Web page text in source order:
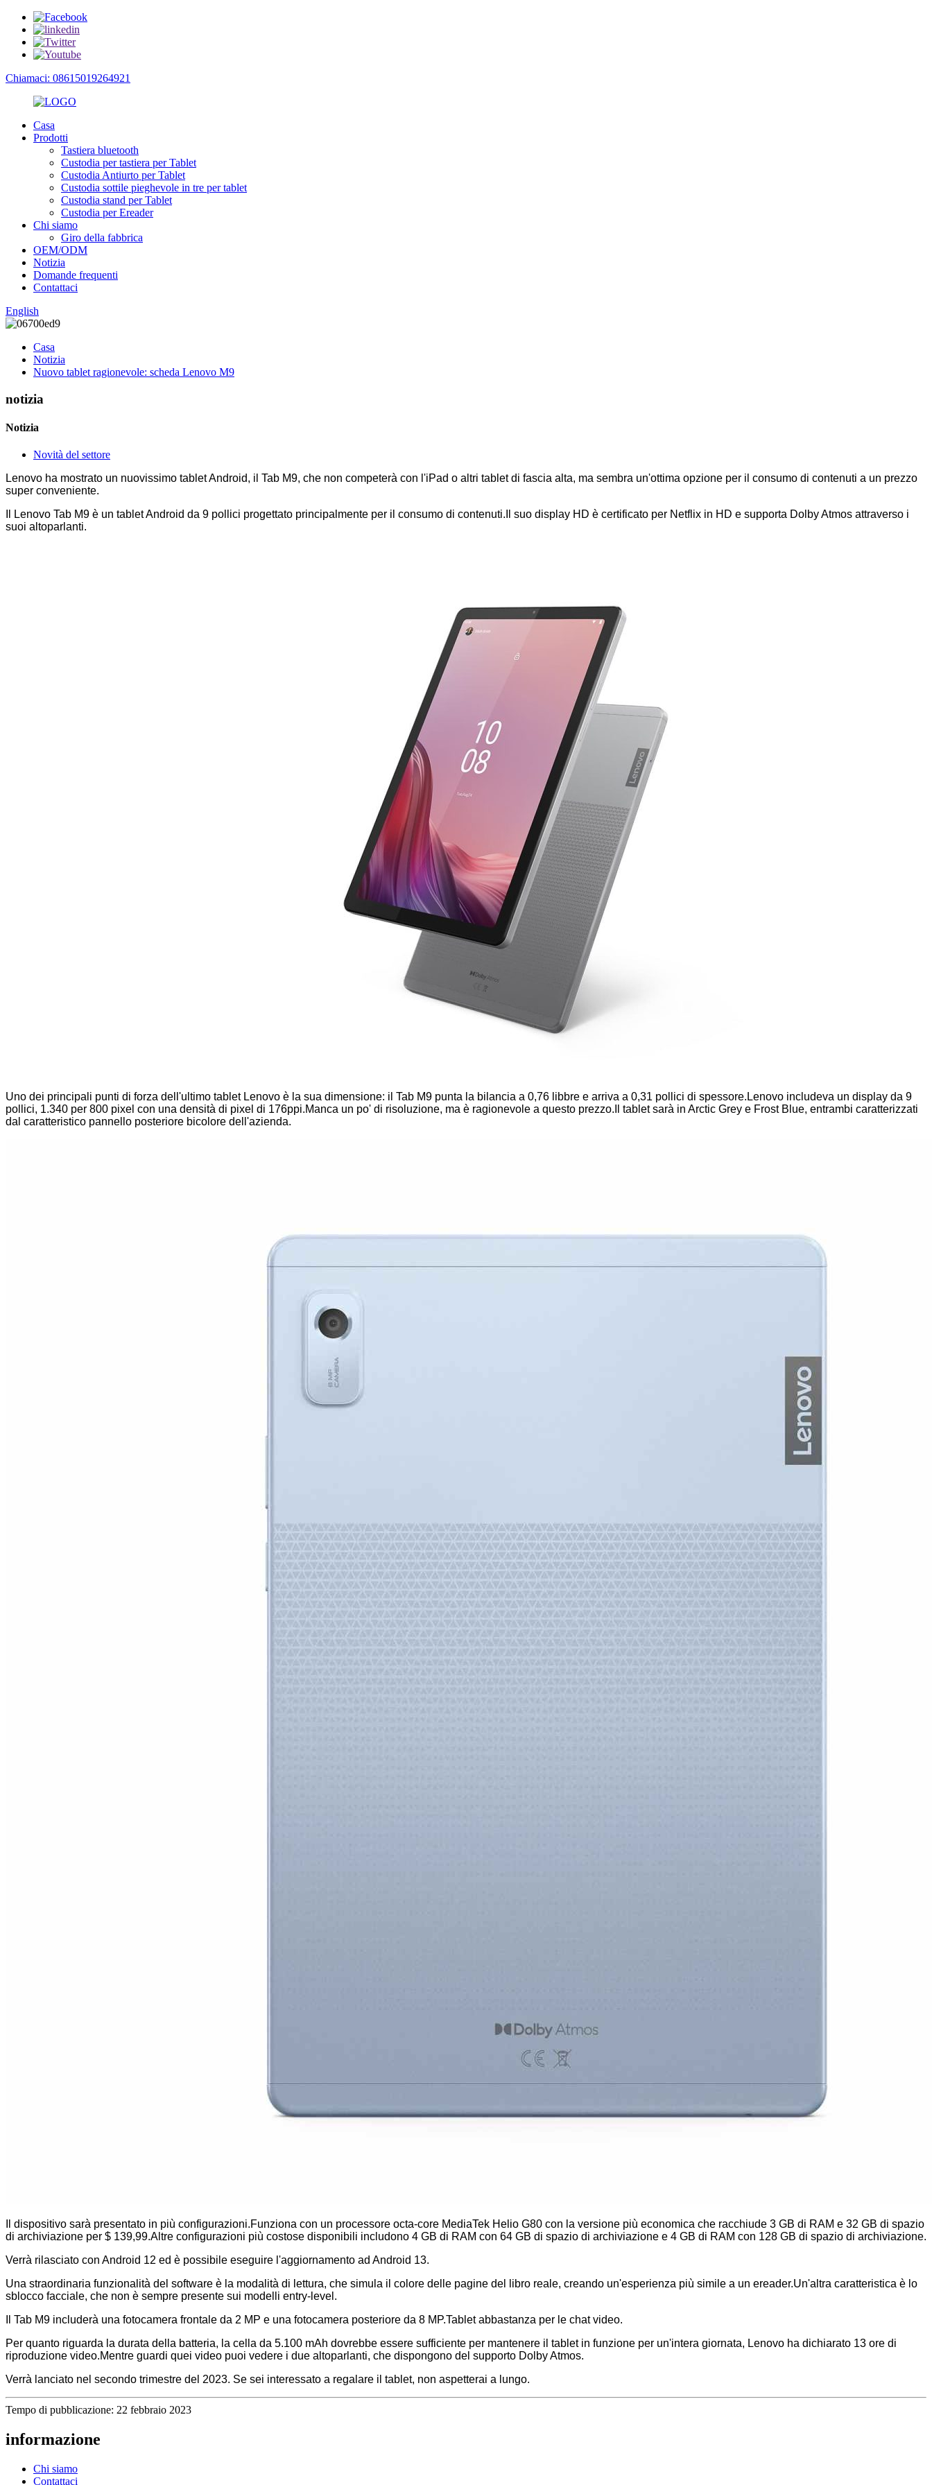
Chiamaci: 08615019264921
Casa
Prodotti
Tastiera bluetooth
Custodia per tastiera per Tablet
Custodia Antiurto per Tablet
Custodia sottile pieghevole in tre per tablet
Custodia stand per Tablet
Custodia per Ereader
Chi siamo
Giro della fabbrica
OEM/ODM
Notizia
Domande frequenti
Contattaci
English
Casa
Notizia
Nuovo tablet ragionevole: scheda Lenovo M9
notizia
Notizia
Novità del settore
Lenovo ha mostrato un nuovissimo tablet Android, il Tab M9, che non competerà con l'iPad o altri tablet di fascia alta, ma sembra un'ottima opzione per il consumo di contenuti a un prezzo
super conveniente.
Il Lenovo Tab M9 è un tablet Android da 9 pollici progettato principalmente per il consumo di contenuti.Il suo display HD è certificato per Netflix in HD e supporta Dolby Atmos attraverso i
suoi altoparlanti.
Uno dei principali punti di forza dell'ultimo tablet Lenovo è la sua dimensione: il Tab M9 punta la bilancia a 0,76 libbre e arriva a 0,31 pollici di spessore.Lenovo includeva un display da 9
pollici, 1.340 per 800 pixel con una densità di pixel di 176ppi.Manca un po' di risoluzione, ma è ragionevole a questo prezzo.Il tablet sarà in Arctic Grey e Frost Blue, entrambi caratterizzati
dal caratteristico pannello posteriore bicolore dell'azienda.
Il dispositivo sarà presentato in più configurazioni.Funziona con un processore octa-core MediaTek Helio G80 con la versione più economica che racchiude 3 GB di RAM e 32 GB di spazio
di archiviazione per $ 139,99.Altre configurazioni più costose disponibili includono 4 GB di RAM con 64 GB di spazio di archiviazione e 4 GB di RAM con 128 GB di spazio di archiviazione.
Verrà rilasciato con Android 12 ed è possibile eseguire l'aggiornamento ad Android 13.
Una straordinaria funzionalità del software è la modalità di lettura, che simula il colore delle pagine del libro reale, creando un'esperienza più simile a un ereader.Un'altra caratteristica è lo
sblocco facciale, che non è sempre presente sui modelli entry-level.
Il Tab M9 includerà una fotocamera frontale da 2 MP e una fotocamera posteriore da 8 MP.Tablet abbastanza per le chat video.
Per quanto riguarda la durata della batteria, la cella da 5.100 mAh dovrebbe essere sufficiente per mantenere il tablet in funzione per un'intera giornata, Lenovo ha dichiarato 13 ore di
riproduzione video.Mentre guardi quei video puoi vedere i due altoparlanti, che dispongono del supporto Dolby Atmos.
Verrà lanciato nel secondo trimestre del 2023. Se sei interessato a regalare il tablet, non aspetterai a lungo.
Tempo di pubblicazione: 22 febbraio 2023
informazione
Chi siamo
Contattaci